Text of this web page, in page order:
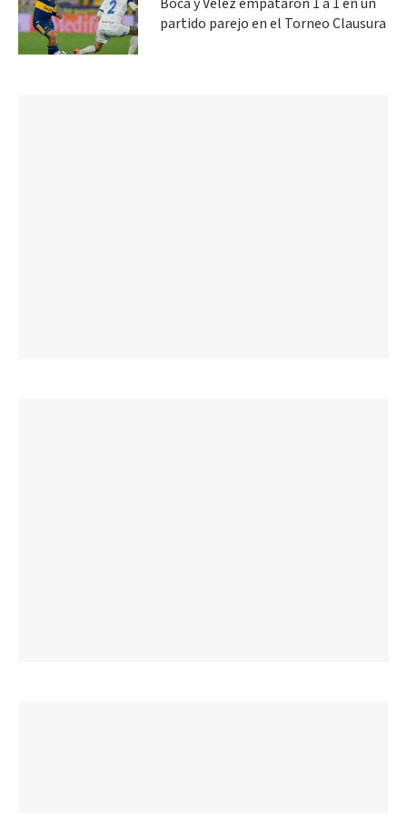
Boca y Vélez empataron 1 a 1 en un
partido parejo en el Torneo Clausura